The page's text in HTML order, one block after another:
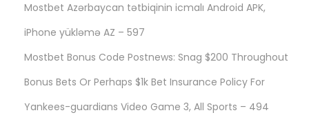
Mostbet Azərbaycan tətbiqinin icmalı Android APK,
iPhone yükləmə AZ – 597
Mostbet Bonus Code Postnews: Snag $200 Throughout
Bonus Bets Or Perhaps $1k Bet Insurance Policy For
Yankees-guardians Video Game 3, All Sports – 494